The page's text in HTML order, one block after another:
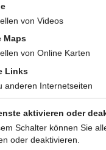
westfälischen
und Zahnärzteschaft,
Gewerkschaften,
Gesundheitsvorsorge
von Videos
Maps
von Online Karten
Links
anderen Internetseiten
aktivieren oder
Schalter können Sie
oder deaktivieren.